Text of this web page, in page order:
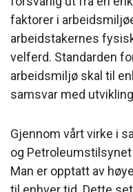
faktorer i
arbeidstakernes
velferd. Standarden
arbeidsmiljø skal til
samsvar med
Gjennom vårt virke i
og
Man er opptatt av